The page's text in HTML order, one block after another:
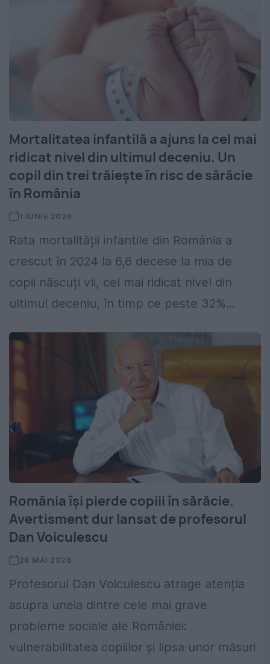
Mortalitatea infantilă a ajuns la cel mai
ridicat nivel din ultimul deceniu. Un
copil din trei trăiește în risc de sărăcie
în România
1 IUNIE 2026
Rata mortalității infantile din România a
crescut în 2024 la 6,6 decese la mia de
copii născuți vii, cel mai ridicat nivel din
ultimul deceniu, în timp ce peste 32%...
România își pierde copiii în sărăcie.
Avertisment dur lansat de profesorul
Dan Voiculescu
28 MAI 2026
Profesorul Dan Voiculescu atrage atenția
asupra uneia dintre cele mai grave
probleme sociale ale României:
vulnerabilitatea copiilor și lipsa unor măsuri